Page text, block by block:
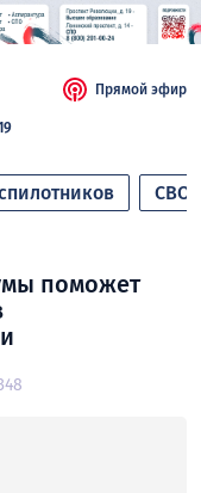
Прямой эфир
СВО
поможет